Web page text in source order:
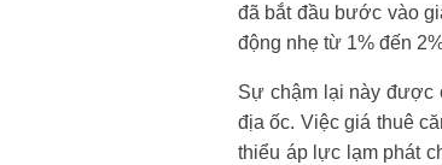
đã bắt đầu bước vào
động nhẹ từ 1% đến
Sự chậm lại này được
địa ốc. Việc giá thuê
thiểu áp lực lạm phát